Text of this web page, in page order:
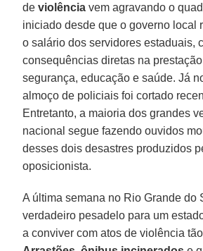
deviolência vem agravando o
iniciado desde que o governo local
o salário dos servidores estaduais,
consequências diretas na
segurança, educação e saúde. Já
almoço de policiais foi cortado
Entretanto, a maioria dos grandes
nacional segue fazendo ouvidos
desses dois desastres produzidos
oposicionista.
A última semana no Rio Grande do
verdadeiro pesadelo para um
a conviver com atos de violência